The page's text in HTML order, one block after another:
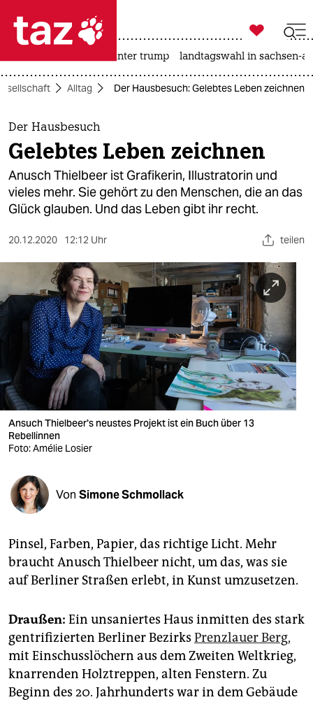
 taz zahl ich
taz zahl ich
themen
politik
öko
gesellschaft
sport
berlin
nord
wahrheit
verlag
verlag
shop
fragen & hilfe
unterstützen
abo
epaper login

taz zahl ich
usa unter trump landtagswahl in sachsen-
Alltag Der Hausbesuch: Gelebtes Leben zeichnen
Der Hausbesuch
Gelebtes Leben zeichnen
Anusch Thielbeer ist Grafikerin, Illustratorin und
vieles mehr. Sie gehört zu den Menschen, die an das
Glück glauben. Und das Leben gibt ihr recht.
20.12.2020 12:12 Uhr teilen
Ansuch Thielbeer's neustes Projekt ist ein Buch über 13
Rebellinnen
Foto: Amélie Losier
Von Simone Schmollack
Pinsel, Farben, Papier, das richtige Licht. Mehr
braucht Anusch Thielbeer nicht, um das, was sie
auf Berliner Straßen erlebt, in Kunst umzusetzen.
Draußen: Ein unsaniertes Haus inmitten des stark
gentrifizierten Berliner Bezirks Prenzlauer Berg,
mit Einschusslöchern aus dem Zweiten Weltkrieg,
knarrenden Holztreppen, alten Fenstern. Zu
Beginn des 20. Jahrhunderts war in dem Gebäude